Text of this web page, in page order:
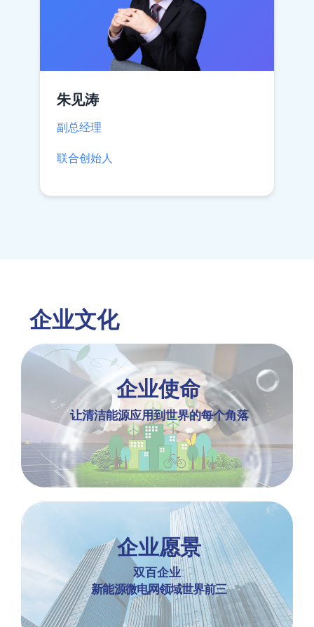
朱见涛
副总经理
联合创始人
企业文化
企业使命
让清洁能源应用到世界的每个角落
企业愿景
双百企业
新能源微电网领域世界前三